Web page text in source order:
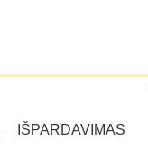
IŠPARDAVIMAS